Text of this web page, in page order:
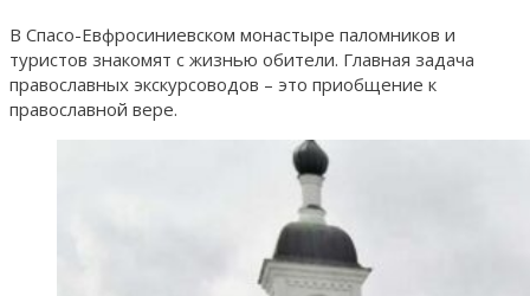
В Спасо-Евфросиниевском монастыре паломников и
туристов знакомят с жизнью обители. Главная задача
православных экскурсоводов – это приобщение к
православной вере.